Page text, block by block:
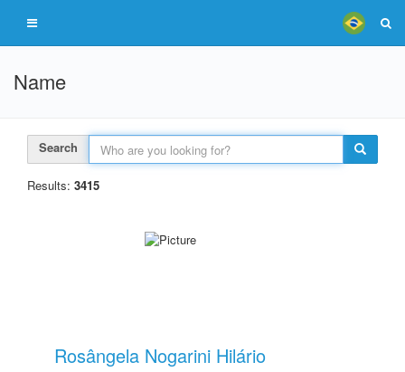
Name
Search
Results: 3415
Rosângela Nogarini Hilário